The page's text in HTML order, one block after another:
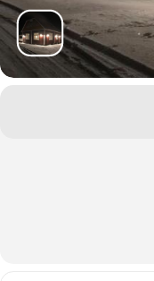
Syyslukukausi